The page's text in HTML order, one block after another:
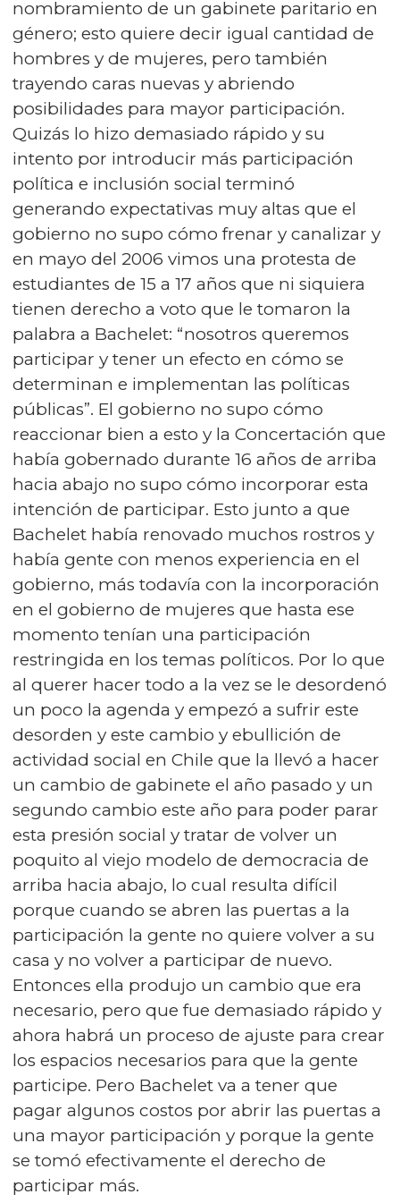
nombramiento de un gabinete paritario en
género; esto quiere decir igual cantidad de
hombres y de mujeres, pero también
trayendo caras nuevas y abriendo
posibilidades para mayor participación.
Quizás lo hizo demasiado rápido y su
intento por introducir más participación
política e inclusión social terminó
generando expectativas muy altas que el
gobierno no supo cómo frenar y canalizar y
en mayo del 2006 vimos una protesta de
estudiantes de 15 a 17 años que ni siquiera
tienen derecho a voto que le tomaron la
palabra a Bachelet: “nosotros queremos
participar y tener un efecto en cómo se
determinan e implementan las políticas
públicas”. El gobierno no supo cómo
reaccionar bien a esto y la Concertación que
había gobernado durante 16 años de arriba
hacia abajo no supo cómo incorporar esta
intención de participar. Esto junto a que
Bachelet había renovado muchos rostros y
había gente con menos experiencia en el
gobierno, más todavía con la incorporación
en el gobierno de mujeres que hasta ese
momento tenían una participación
restringida en los temas políticos. Por lo que
al querer hacer todo a la vez se le desordenó
un poco la agenda y empezó a sufrir este
desorden y este cambio y ebullición de
actividad social en Chile que la llevó a hacer
un cambio de gabinete el año pasado y un
segundo cambio este año para poder parar
esta presión social y tratar de volver un
poquito al viejo modelo de democracia de
arriba hacia abajo, lo cual resulta difícil
porque cuando se abren las puertas a la
participación la gente no quiere volver a su
casa y no volver a participar de nuevo.
Entonces ella produjo un cambio que era
necesario, pero que fue demasiado rápido y
ahora habrá un proceso de ajuste para crear
los espacios necesarios para que la gente
participe. Pero Bachelet va a tener que
pagar algunos costos por abrir las puertas a
una mayor participación y porque la gente
se tomó efectivamente el derecho de
participar más.